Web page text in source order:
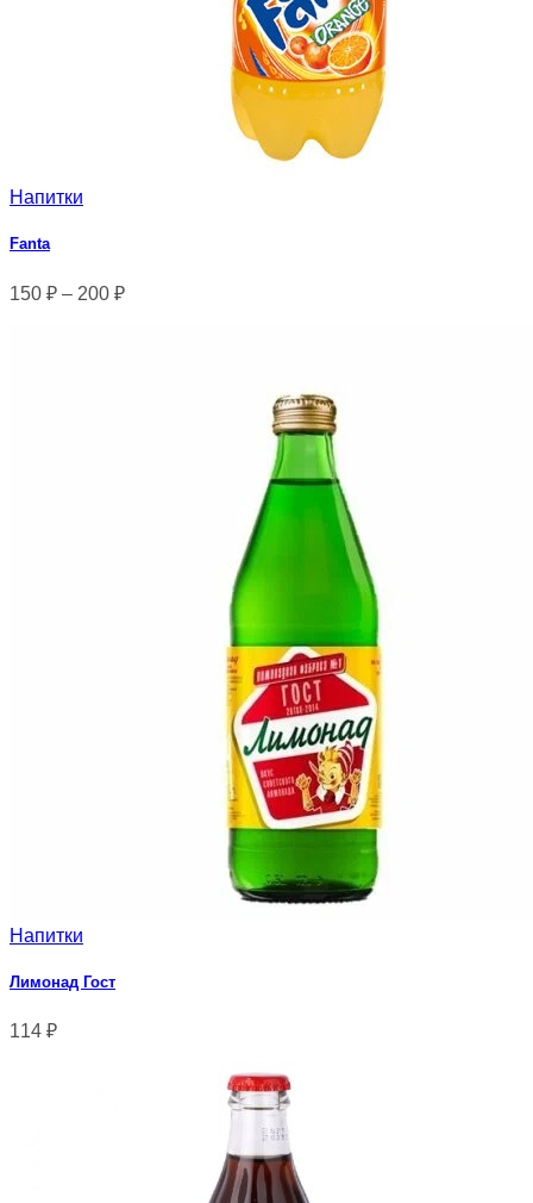
Напитки
Fanta
150 ₽ – 200 ₽
Напитки
Лимонад Гост
114 ₽